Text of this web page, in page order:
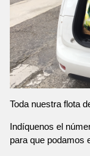
Toda nuestra flota
Indíquenos el
para que podamos